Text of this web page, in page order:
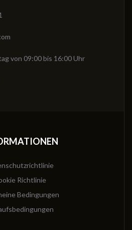
von 09:00 bis 16:00 Uhr
Richtlinie
Bedingungen